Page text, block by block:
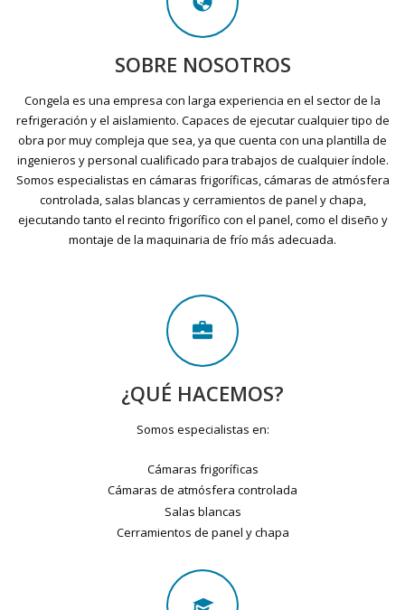
SOBRE NOSOTROS
Congela es una empresa con larga experiencia en el sector de la
refrigeración y el aislamiento. Capaces de ejecutar cualquier tipo de
obra por muy compleja que sea, ya que cuenta con una plantilla de
ingenieros y personal cualificado para trabajos de cualquier índole.
Somos especialistas en cámaras frigoríficas, cámaras de atmósfera
controlada, salas blancas y cerramientos de panel y chapa,
ejecutando tanto el recinto frigorífico con el panel, como el diseño y
montaje de la maquinaria de frío más adecuada.
¿QUÉ HACEMOS?
Somos especialistas en:
Cámaras frigoríficas
Cámaras de atmósfera controlada
Salas blancas
Cerramientos de panel y chapa